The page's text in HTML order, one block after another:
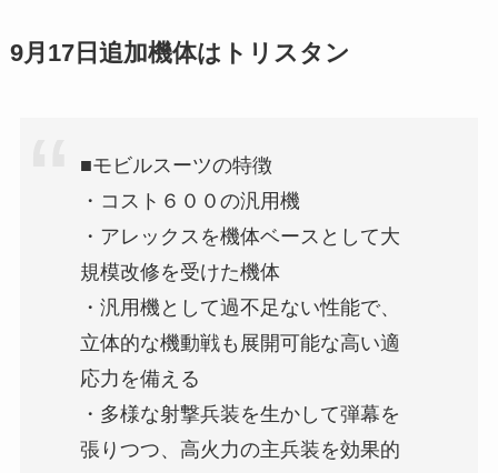
9月17日追加機体はトリスタン
■モビルスーツの特徴
・コスト６００の汎用機
・アレックスを機体ベースとして大
規模改修を受けた機体
・汎用機として過不足ない性能で、
立体的な機動戦も展開可能な高い適
応力を備える
・多様な射撃兵装を生かして弾幕を
張りつつ、高火力の主兵装を効果的